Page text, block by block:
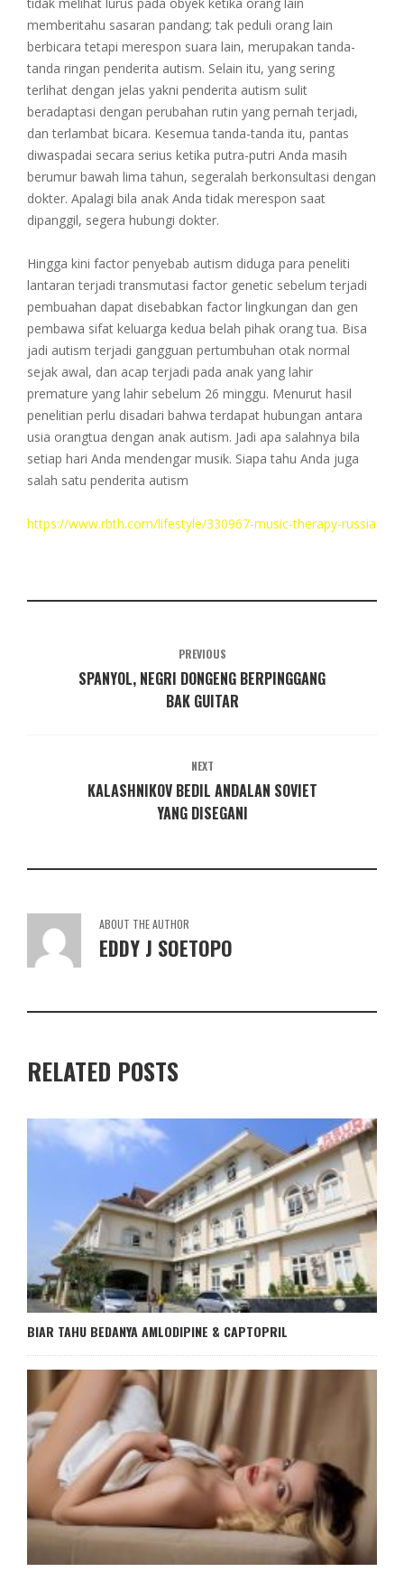
memberitahu sasaran pandang; tak peduli orang lain
berbicara tetapi merespon suara lain, merupakan tanda-
tanda ringan penderita autism. Selain itu, yang sering
terlihat dengan jelas yakni penderita autism sulit
beradaptasi dengan perubahan rutin yang pernah terjadi,
dan terlambat bicara. Kesemua tanda-tanda itu, pantas
diwaspadai secara serius ketika putra-putri Anda masih
berumur bawah lima tahun, segeralah berkonsultasi dengan
dokter. Apalagi bila anak Anda tidak merespon saat
dipanggil, segera hubungi dokter.
Hingga kini factor penyebab autism diduga para peneliti
lantaran terjadi transmutasi factor genetic sebelum terjadi
pembuahan dapat disebabkan factor lingkungan dan gen
pembawa sifat keluarga kedua belah pihak orang tua. Bisa
jadi autism terjadi gangguan pertumbuhan otak normal
sejak awal, dan acap terjadi pada anak yang lahir
premature yang lahir sebelum 26 minggu. Menurut hasil
penelitian perlu disadari bahwa terdapat hubungan antara
usia orangtua dengan anak autism. Jadi apa salahnya bila
setiap hari Anda mendengar musik. Siapa tahu Anda juga
salah satu penderita autism
https://www.rbth.com/lifestyle/330967-music-therapy-russia
PREVIOUS
SPANYOL, NEGRI DONGENG BERPINGGANG
BAK GUITAR
NEXT
KALASHNIKOV BEDIL ANDALAN SOVIET
YANG DISEGANI
ABOUT THE AUTHOR
EDDY J SOETOPO
RELATED POSTS
BIAR TAHU BEDANYA AMLODIPINE & CAPTOPRIL